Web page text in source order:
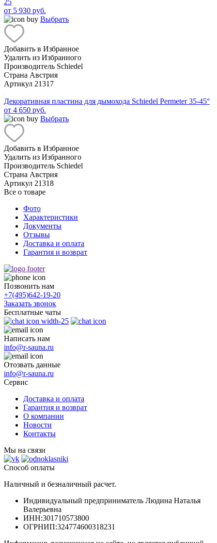
от 5 930 руб.
Выбрать
Добавить в Избранное
Удалить из Избранного
Производитель Schiedel
Страна Австрия
Артикул 21317
Декоративная пластина для дымохода Schiedel Permeter 35-45°
от 4 650 руб.
Выбрать
Добавить в Избранное
Удалить из Избранного
Производитель Schiedel
Страна Австрия
Артикул 21318
Все о товаре
Фото
Характеристики
Документы
Отзывы
Доставка и оплата
Гарантия и возврат
Позвонить нам
+7(495)642-19-20
Заказать звонок
Бесплатные чаты
Написать нам
info@r-sauna.ru
Отозвать данные
info@r-sauna.ru
Сервис
Доставка и оплата
Гарантия и возврат
О компании
Новости
Контакты
Мы на связи
Способ оплаты
Наличный и безналичный расчет.
Индивидуальный предприниматель Людина Наталья
Валерьевна
ИНН:301710573800
ОГРНИП:324774600318231